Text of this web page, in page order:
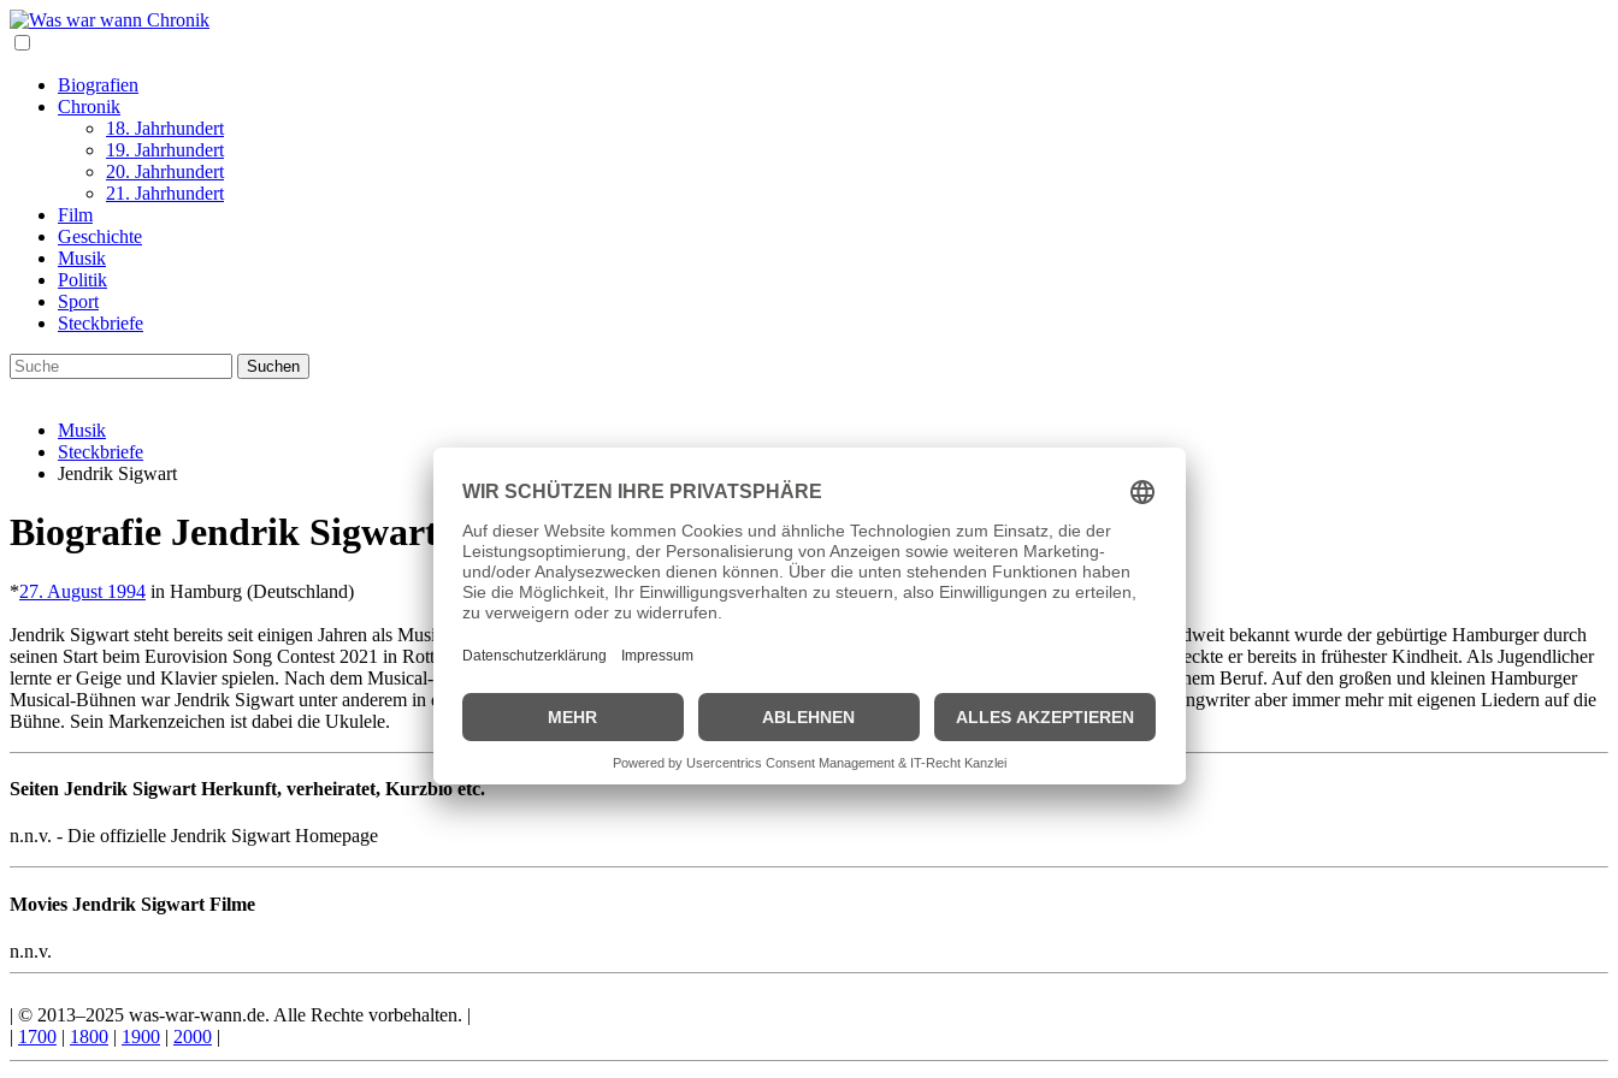
Biografien
Chronik
18. Jahrhundert
19. Jahrhundert
20. Jahrhundert
21. Jahrhundert
Film
Geschichte
Musik
Politik
Sport
Steckbriefe
Musik
Steckbriefe
Jendrik Sigwart
Biografie Jendrik Sigwart Lebenslauf Lebensdaten
*27. August 1994 in Hamburg (Deutschland)
Jendrik Sigwart steht bereits seit einigen Jahren als Musicaldarsteller und Sänger auf der Bühne und hat hier jede Menge Erfahrung gesammelt. Deutschlandweit bekannt wurde der gebürtige Hamburger durch
seinen Start beim Eurovision Song Contest 2021 in Rotterdam. Hier vertritt er Deutschland mit dem Song „I Don’t Feel Hate“. Seine Liebe zur Musik entdeckte er bereits in frühester Kindheit. Als Jugendlicher
lernte er Geige und Klavier spielen. Nach dem Musical- und Volkspädagogik-Studium an der Hochschule Osnabrück machte er die Musik endgültig zu seinem Beruf. Auf den großen und kleinen Hamburger
Musical-Bühnen war Jendrik Sigwart unter anderem in den bekanntenMusicals„My Fair Lady“ und „Peter Pan“ zu sehen. Später zog es ihn als Singer-Songwriter aber immer mehr mit eigenen Liedern auf die
Bühne. Sein Markenzeichen ist dabei die Ukulele.
Seiten Jendrik Sigwart Herkunft, verheiratet, Kurzbio etc.
n.n.v. - Die offizielle Jendrik Sigwart Homepage
Movies Jendrik Sigwart Filme
n.n.v.
| © 2013–2025 was-war-wann.de. Alle Rechte vorbehalten. |
| 1700 | 1800 | 1900 | 2000 |